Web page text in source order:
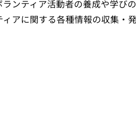
ンティア活動者の養成や学びの
アに関する各種情報の収集・